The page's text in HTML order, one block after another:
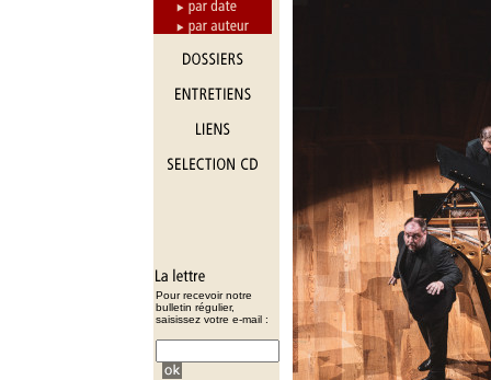
Pour recevoir notre
bulletin régulier,
saisissez votre e-mail :